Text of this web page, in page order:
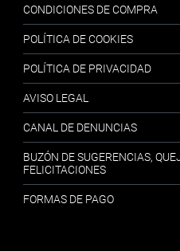
CONDICIONES DE COMPRA
POLÍTICA DE COOKIES
POLÍTICA DE PRIVACIDAD
AVISO LEGAL
CANAL DE DENUNCIAS
BUZÓN DE SUGERENCIAS,
FELICITACIONES
FORMAS DE PAGO